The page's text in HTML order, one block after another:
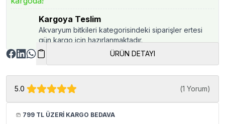
Kargoya Teslim
Akvaryum bitkileri kategorisindeki siparişler ertesi
gün kargo için hazırlanmaktadır.
ÜRÜN DETAYI
5.0 (1 Yorum)
799 TL ÜZERİ KARGO BEDAVA